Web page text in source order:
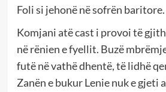
Foli si jehonë në sofrën baritore.
Komjani atë cast i provoi të
në rënien e fyellit. Buzë
futë në vathë dhentë, të lidhë
Zanën e bukur Lenie nuk e gjeti